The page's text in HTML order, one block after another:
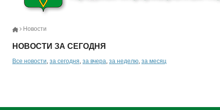
Новости
НОВОСТИ ЗА СЕГОДНЯ
Все новости за сегодня за вчера за неделю за месяц